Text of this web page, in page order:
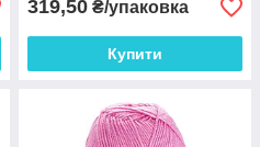
319,50 ₴/упаковка
Купити